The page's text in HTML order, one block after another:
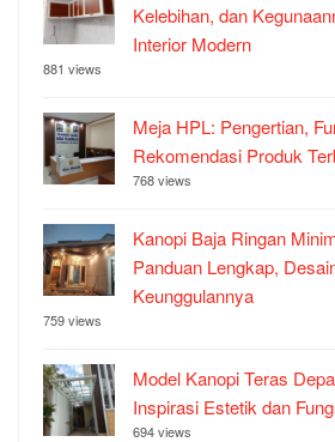
Kelebihan, dan
Interior Modern
881 views
Meja HPL: Pengertian,
Rekomendasi Produk
768 views
Kanopi Baja Ringan
Panduan Lengkap,
Keunggulannya
759 views
Model Kanopi Teras
Inspirasi Estetik dan
694 views